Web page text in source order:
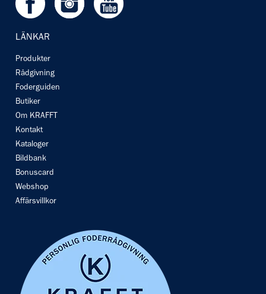
LÄNKAR
Produkter
Rådgivning
Foderguiden
Butiker
Om KRAFFT
Kontakt
Kataloger
Bildbank
Bonuscard
Webshop
Affärsvillkor